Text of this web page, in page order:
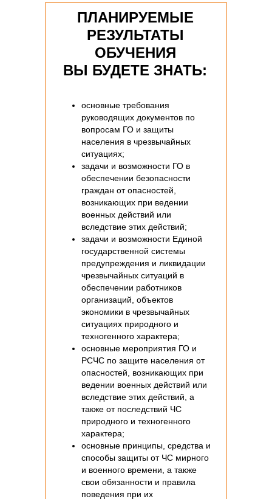
основные требования
руководящих документов по
вопросам ГО и защиты
населения в чрезвычайных
ситуациях;
задачи и возможности ГО в
обеспечении безопасности
граждан от опасностей,
возникающих при ведении
военных действий или
вследствие этих действий;
задачи и возможности Единой
государственной системы
предупреждения и ликвидации
чрезвычайных ситуаций в
обеспечении работников
организаций, объектов
экономики в чрезвычайных
ситуациях природного и
техногенного характера;
основные мероприятия ГО и
РСЧС по защите населения от
опасностей, возникающих при
ведении военных действий или
вследствие этих действий, а
также от последствий ЧС
природного и техногенного
характера;
основные принципы, средства и
способы защиты от ЧС мирного
и военного времени, а также
свои обязанности и правила
поведения при их
ПЛАНИРУЕМЫЕ
РЕЗУЛЬТАТЫ
ОБУЧЕНИЯ
ВЫ БУДЕТЕ ЗНАТЬ: